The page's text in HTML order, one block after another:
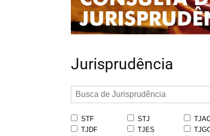
Jurisprudência
STF STJ
TJDF
TJES